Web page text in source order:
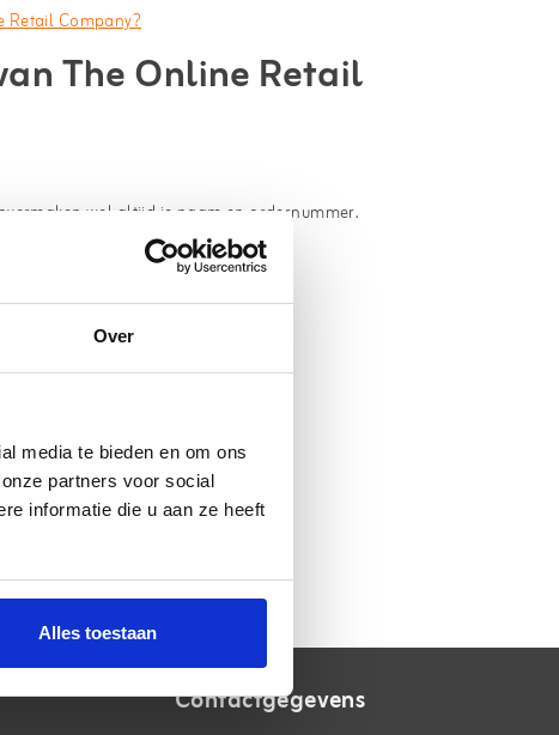
Over
media te bieden en om ons
partners voor social
informatie die u aan ze heeft
Alles toestaan
Retail Company?
The Online Retail
wel altijd je naam en ordernummer.
Contactgegevens